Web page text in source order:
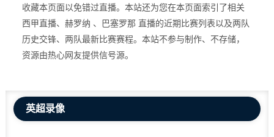
收藏本页面以免错过直播。本站还为您在本页面索引了相关
西甲直播、赫罗纳 、巴塞罗那 直播的近期比赛列表以及两队
历史交锋、两队最新比赛赛程。本站不参与制作、不存储，
资源由热心网友提供信号源。
英超录像